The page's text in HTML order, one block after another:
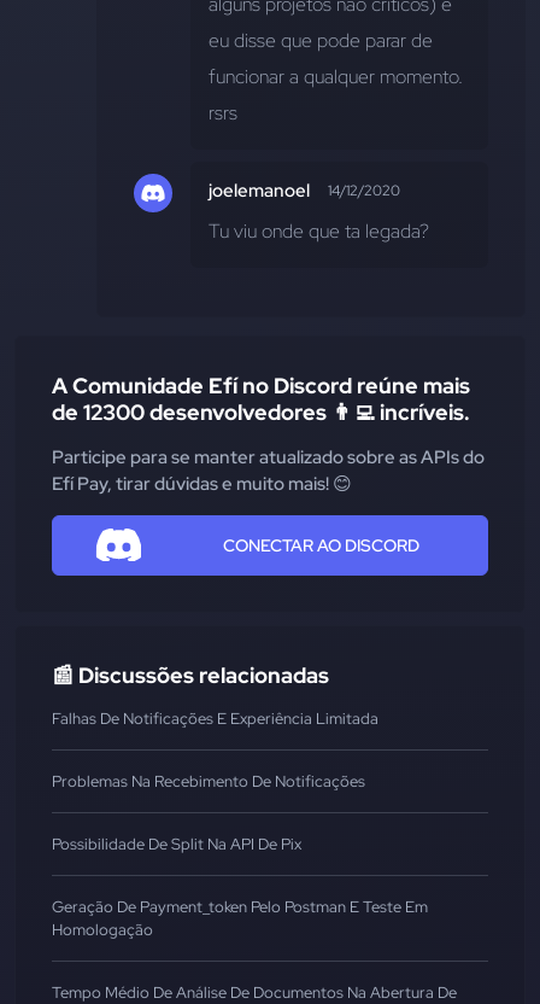
eu disse que pode parar de
funcionar a qualquer momento.
rsrs
joelemanoel 14/12/2020
Tu viu onde que ta legada?
A Comunidade Efí no Discord reúne mais
de 12300 desenvolvedores 👨‍💻 incríveis.
Participe para se manter atualizado sobre as APIs do
Efí Pay, tirar dúvidas e muito mais! 😊
CONECTAR AO DISCORD
📰 Discussões relacionadas
Falhas De Notificações E Experiência Limitada
Problemas Na Recebimento De Notificações
Possibilidade De Split Na API De Pix
Geração De Payment_token Pelo Postman E Teste Em
Homologação
Tempo Médio De Análise De Documentos Na Abertura De